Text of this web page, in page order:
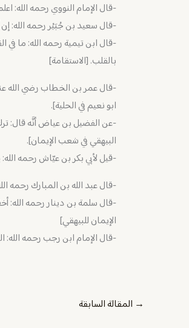
-قال الإمام النووي رحمه الله:
-قال سعيد بن جُبَيْر رحمه الله:
-قال ابن تيمية رحمه الله: ما في
بالقلب. [الاستقامة]
-قال عمر بن الخطاب رضي الله
ابو نعيم في الحلية].
-عن الفضيل بن عياض أنَّه قال:
البيهقي في شعب الإيمان].
-‏قيل لأبي بكر بن عيّاش رحمه
-قال عبد الله بن المبارك رحمه
-قال سلمة بن دينار رحمه
الإيمان للبيهقي]
-قال الإمام ابن رجب رحمه
→ المقالة السابقة